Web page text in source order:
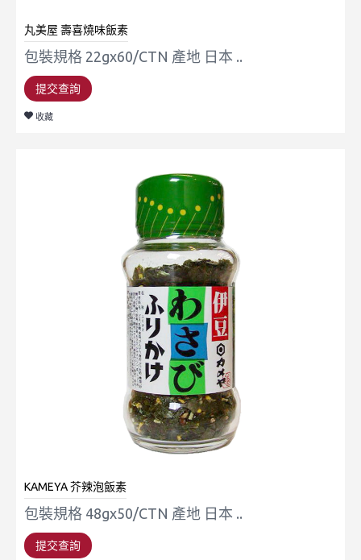
丸美屋 壽喜燒味飯素
包裝規格 22gx60/CTN 產地 日本 ..
提交查詢
收藏
KAMEYA 芥辣泡飯素
包裝規格 48gx50/CTN 產地 日本 ..
提交查詢